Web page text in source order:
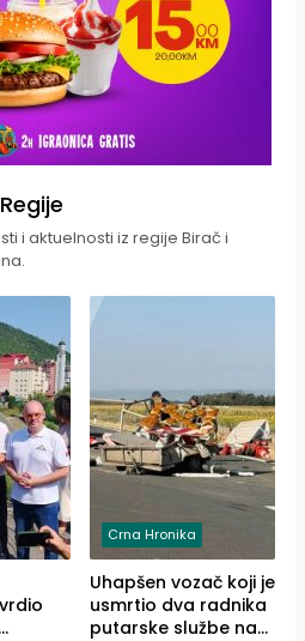
i aktuelnosti iz regije Birač i
Crna Hronika
Uhapšen vozač koji je
usmrtio dva radnika
putarske službe na